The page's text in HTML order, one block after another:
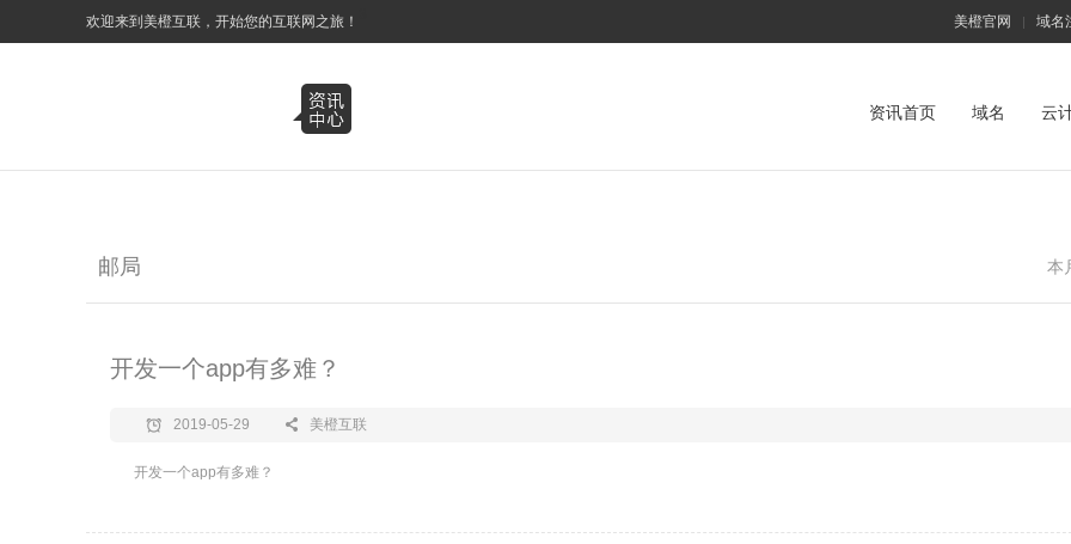
欢迎来到美橙互联，开始您的互联网之旅！ 美橙官网 | 域名
资讯首页 域名 云
邮局 本
开发一个app有多难？
2019-05-29 美橙互联
开发一个app有多难？